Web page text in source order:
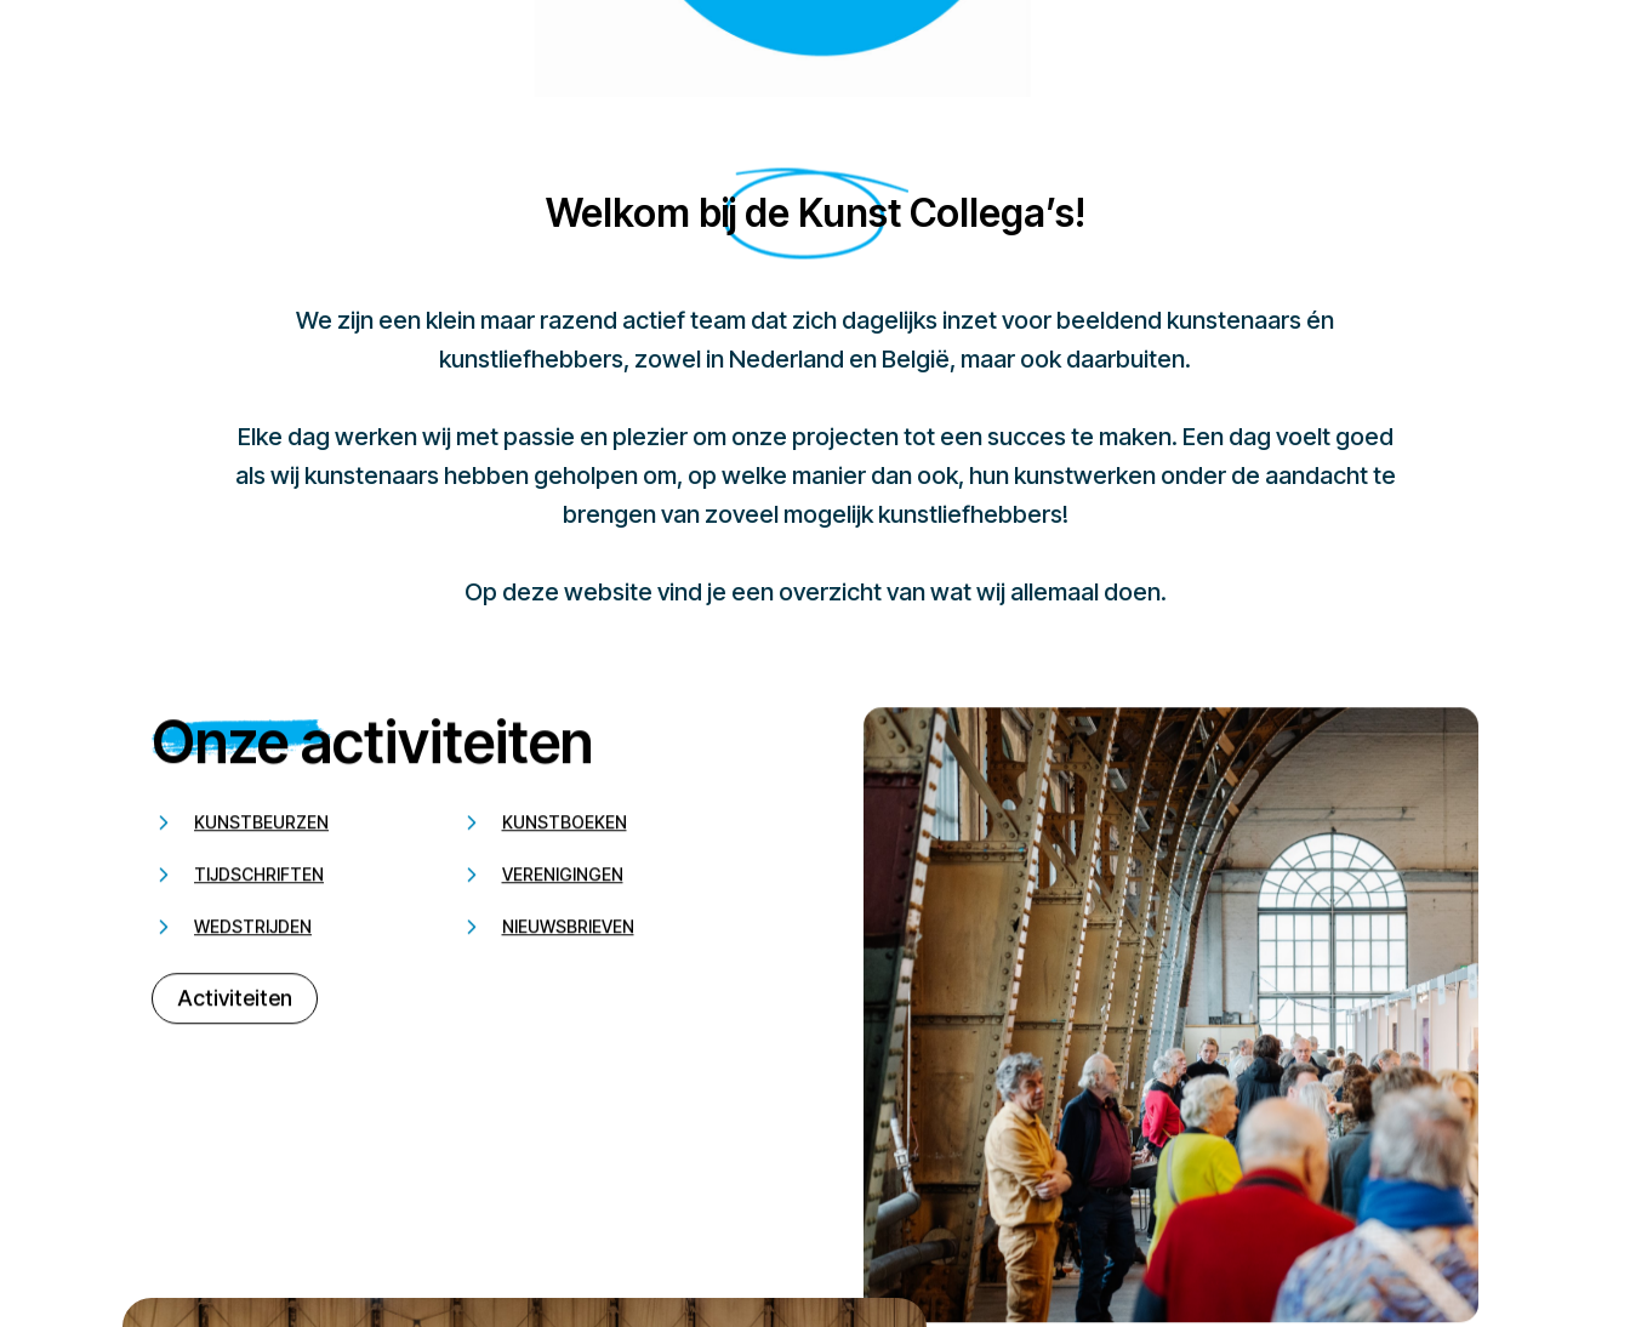
Welkom bij de Kunst Collega’s!
We zijn een klein maar razend actief team dat zich dagelijks inzet voor beeldend kunstenaars én
kunstliefhebbers, zowel in Nederland en België, maar ook daarbuiten.
Elke dag werken wij met passie en plezier om onze projecten tot een succes te maken. Een dag voelt goed
als wij kunstenaars hebben geholpen om, op welke manier dan ook, hun kunstwerken onder de aandacht te
brengen van zoveel mogelijk kunstliefhebbers!
Op deze website vind je een overzicht van wat wij allemaal doen.
Onze activiteiten
KUNSTBEURZEN KUNSTBOEKEN
TIJDSCHRIFTEN VERENIGINGEN
WEDSTRIJDEN NIEUWSBRIEVEN
Activiteiten